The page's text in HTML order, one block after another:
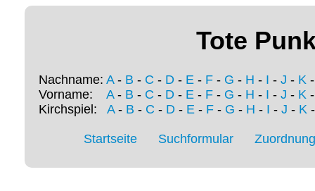
Tote
Nachname: A- B - C - D - E - F - G - H - I - J - K
Vorname: A- B - C - D - E - F - G - H - I - J - K
Kirchspiel: A- B - C - D- E- F- G - H - I - J - K
Startseite Suchformular